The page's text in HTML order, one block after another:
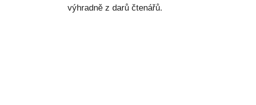
výhradně z darů čtenářů.